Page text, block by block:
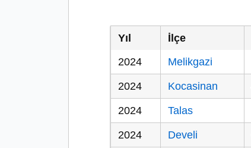
Yıl İlçe
2024
Melikgazi
2024 Kocasinan
2024 Talas
2024 Develi